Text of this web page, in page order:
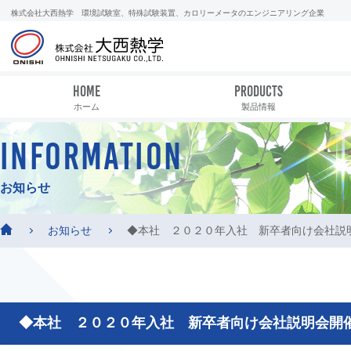
株式会社大西熱学 環境試験室、特殊試験装置、カロリーメータのエンジニアリング企業
HOME
ホーム
PRODUCTS
製品情報
INFORMATION
お知らせ
お知らせ ◆本社 ２０２０年入社 新卒者向け会社説
◆本社 ２０２０年入社 新卒者向け会社説明会開